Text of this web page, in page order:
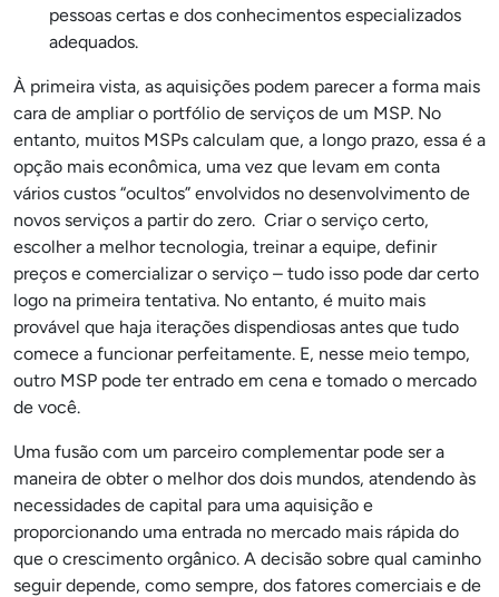
pessoas certas e dos conhecimentos especializados
adequados.
À primeira vista, as aquisições podem parecer a forma mais
cara de ampliar o portfólio de serviços de um MSP. No
entanto, muitos MSPs calculam que, a longo prazo, essa é a
opção mais econômica, uma vez que levam em conta
vários custos “ocultos” envolvidos no desenvolvimento de
novos serviços a partir do zero. Criar o serviço certo,
escolher a melhor tecnologia, treinar a equipe, definir
preços e comercializar o serviço – tudo isso pode dar certo
logo na primeira tentativa. No entanto, é muito mais
provável que haja iterações dispendiosas antes que tudo
comece a funcionar perfeitamente. E, nesse meio tempo,
outro MSP pode ter entrado em cena e tomado o mercado
de você.
Uma fusão com um parceiro complementar pode ser a
maneira de obter o melhor dos dois mundos, atendendo às
necessidades de capital para uma aquisição e
proporcionando uma entrada no mercado mais rápida do
que o crescimento orgânico. A decisão sobre qual caminho
seguir depende, como sempre, dos fatores comerciais e de